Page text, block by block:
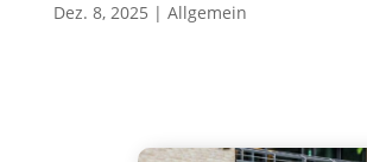
Dez. 8, 2025 | Allgemein